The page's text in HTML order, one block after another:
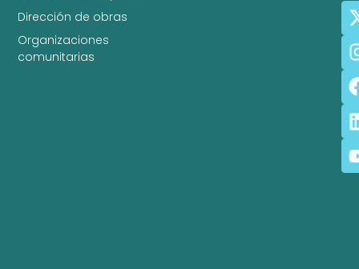
Dirección de obras
Organizaciones
comunitarias